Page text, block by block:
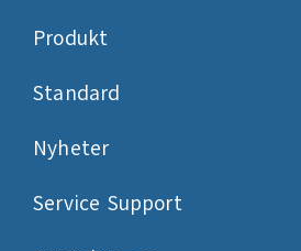
Produkt
Standard
Nyheter
Service Support